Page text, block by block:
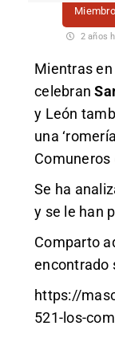
Miembro
2 años
Mientras
celebran
y León
una
Comuneros
Se ha
y se le han
Comparto
encontrado
https://
521-los-